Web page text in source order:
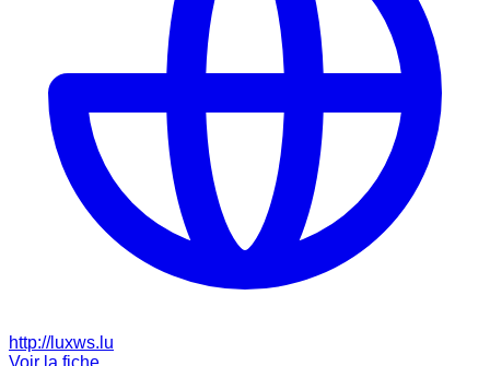
http://luxws.lu
Voir la fiche